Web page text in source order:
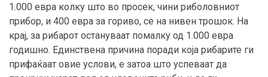
1.000 евра колку што во просек, чини риболовниот
прибор, и 400 евра за гориво, се на нивен трошок. На
крај, за рибарот остануваат помалку од 1.000 евра
годишно. Единствена причина поради која рибарите ги
прифаќаат овие услови, е затоа што успеваат да